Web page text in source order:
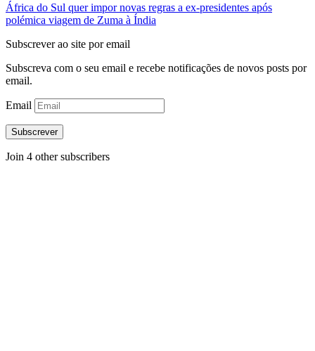
África do Sul quer impor novas regras a ex-presidentes após
polémica viagem de Zuma à Índia
Subscrever ao site por email
Subscreva com o seu email e recebe notificações de novos posts por
email.
Email
Subscrever
Join 4 other subscribers